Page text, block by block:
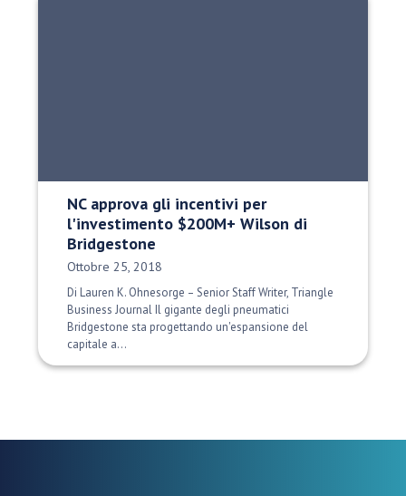
NC approva gli incentivi per
l'investimento $200M+ Wilson di
Bridgestone
Data di pubblicazione:
Ottobre 25, 2018
Di Lauren K. Ohnesorge – Senior Staff Writer, Triangle
Business Journal Il gigante degli pneumatici
Bridgestone sta progettando un'espansione del
capitale a...